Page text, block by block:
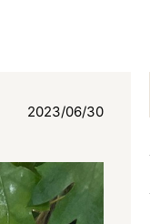
2023/06/30